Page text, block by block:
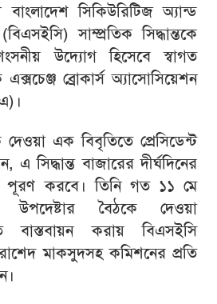
সিকিউরিটিজ অ্যান্ড
সাম্প্রতিক সিদ্ধান্তকে
উদ্যোগ হিসেবে স্বাগত
ব্রোকার্স অ্যাসোসিয়েশন
এক বিবৃতিতে প্রেসিডেন্ট
সিদ্ধান্ত বাজারের দীর্ঘদিনের
পূরণ করবে। তিনি গত ১১ মে
উপদেষ্টার বৈঠকে দেওয়া
বাস্তবায়ন করায় বিএসইসি
মাকসুদসহ কমিশনের প্রতি